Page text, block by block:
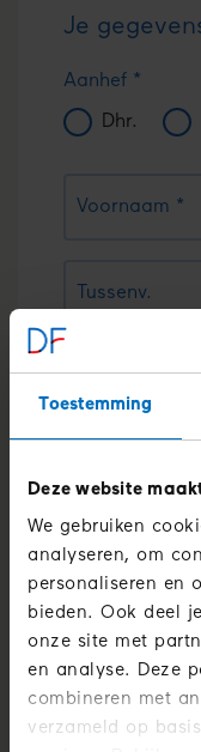
Toestemming
Deze website
We gebruiken
analyseren, om
personaliseren en
bieden. Ook deel
onze site met
en analyse. Deze
combineren met
verzameld op
Je
Aanhef
Dhr.
Voornaam
Tussenv.
Achternaam
Postcode
Huisnummer